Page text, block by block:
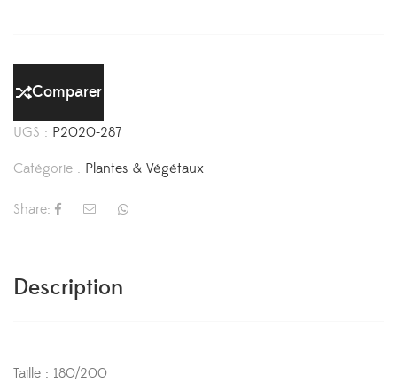
Comparer
UGS : P2020-287
Catégorie : Plantes & Végétaux
Share:
Description
Taille : 180/200